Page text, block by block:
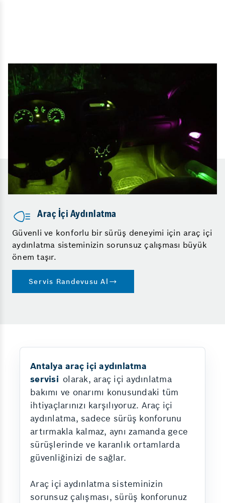
Araç İçi Aydınlatma
Güvenli ve konforlu bir sürüş deneyimi için araç içi
aydınlatma sisteminizin sorunsuz çalışması büyük
önem taşır.
Servis Randevusu Al
Antalya araç içi aydınlatma
servisi olarak, araç içi aydınlatma
bakımı ve onarımı konusundaki tüm
ihtiyaçlarınızı karşılıyoruz. Araç içi
aydınlatma, sadece sürüş konforunu
artırmakla kalmaz, aynı zamanda gece
sürüşlerinde ve karanlık ortamlarda
güvenliğinizi de sağlar.
Araç içi aydınlatma sisteminizin
sorunsuz çalışması, sürüş konforunuz